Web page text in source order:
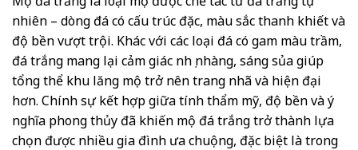
nhiên – dòng đá có cấu trúc đặc, màu sắc thanh khiết và
độ bền vượt trội. Khác với các loại đá có gam màu trầm,
đá trắng mang lại cảm giác nhẹ nhàng, sáng sủa giúp
tổng thể khu lăng mộ trở nên trang nhã và hiện đại
hơn. Chính sự kết hợp giữa tính thẩm mỹ, độ bền và ý
nghĩa phong thủy đã khiến mộ đá trắng trở thành lựa
chọn được nhiều gia đình ưa chuộng, đặc biệt là trong